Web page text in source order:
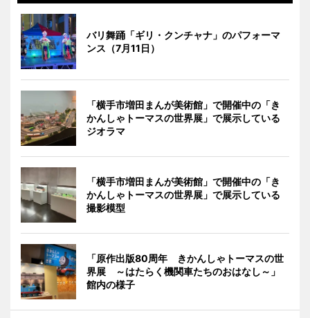
バリ舞踊「ギリ・クンチャナ」のパフォーマ
ンス（7月11日）
「横手市増田まんが美術館」で開催中の「き
かんしゃトーマスの世界展」で展示している
ジオラマ
「横手市増田まんが美術館」で開催中の「き
かんしゃトーマスの世界展」で展示している
撮影模型
「原作出版80周年 きかんしゃトーマスの世
界展 ～はたらく機関車たちのおはなし～」
館内の様子